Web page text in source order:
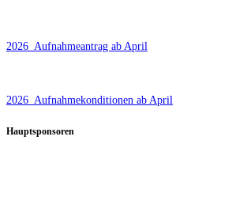
2026_Aufnahmeantrag ab April
2026_Aufnahmekonditionen ab April
Hauptsponsoren